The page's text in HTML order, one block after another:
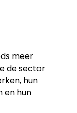
meer
de sector
hun
en hun